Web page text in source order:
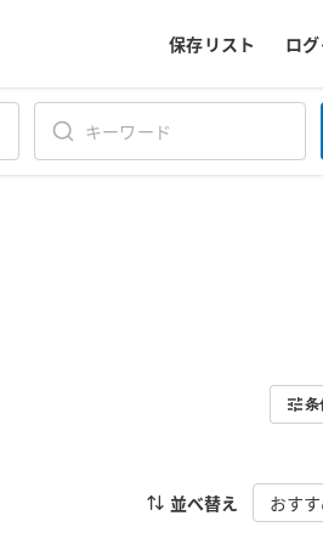
保存リスト ロ
条
並べ替え おす